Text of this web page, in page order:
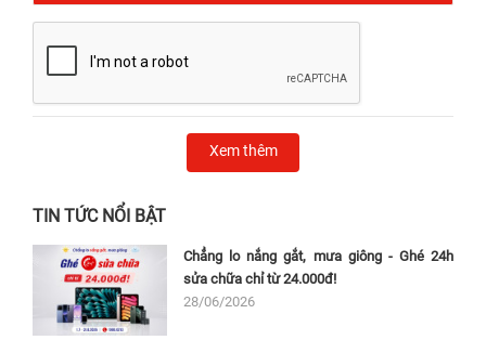
Xem thêm
TIN TỨC NỔI BẬT
Chẳng lo nắng gắt, mưa giông - Ghé 24h
sửa chữa chỉ từ 24.000đ!
28/06/2026